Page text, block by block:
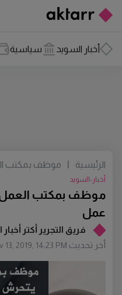
أخبار السويد سياسية
فريق التجرير أكتر
أخر تحديث 13, 2019, 14:23 PM
موظف بمكتب العمل
عمل
أخبار-السويد
الرئيسية |
موظف بمكتب